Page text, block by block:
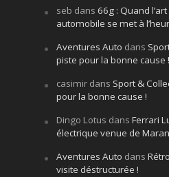
seb dans 66g : Quand
automobile se met à
Aventures Auto dans
piste pour la bonne cause !
casimirdans Sport &
pour la bonne cause !
Dingo Lotus dans Ferrari
électrique venue de
Aventures Auto dans
visite déstructurée !